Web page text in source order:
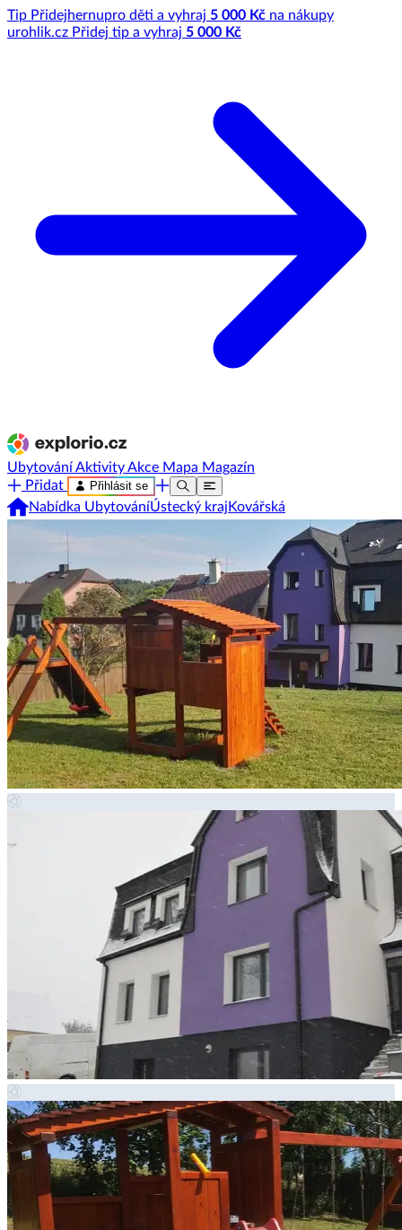
Tip Přidejhernupro děti a vyhraj 5 000 Kč na nákupy
urohlik.cz Přidej tip a vyhraj 5 000 Kč
UbytováníAktivityAkce Mapa Magazín
Přidat
Přihlásit se
Nabídka UbytováníÚstecký kraj Kovářská